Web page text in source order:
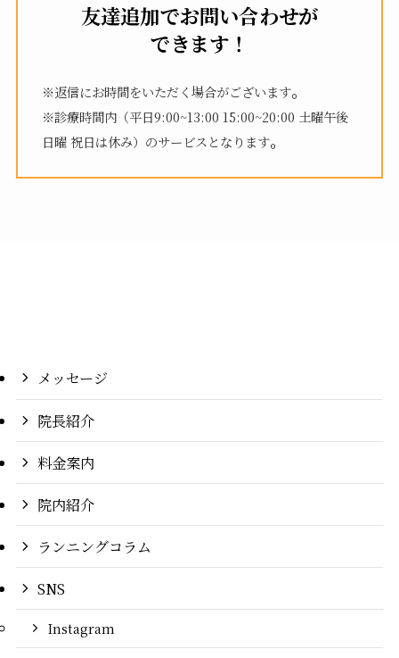
友達追加でお問い合わせが
できます！
※返信にお時間をいただく場合がございます。
※診療時間内（平日9:00~13:00 15:00~20:00 土曜午後
日曜 祝日は休み）のサービスとなります。
メッセージ
院長紹介
料金案内
院内紹介
ランニングコラム
SNS
Instagram